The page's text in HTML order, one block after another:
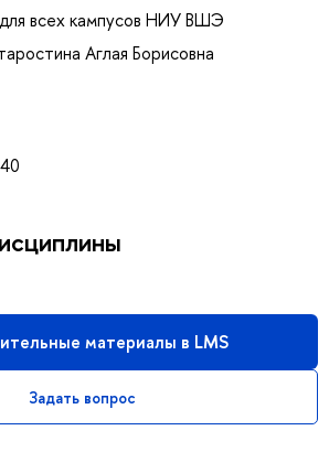
для всех кампусов НИУ ВШЭ
Аглая Борисовна
40
материалы в LMS
Задать вопрос